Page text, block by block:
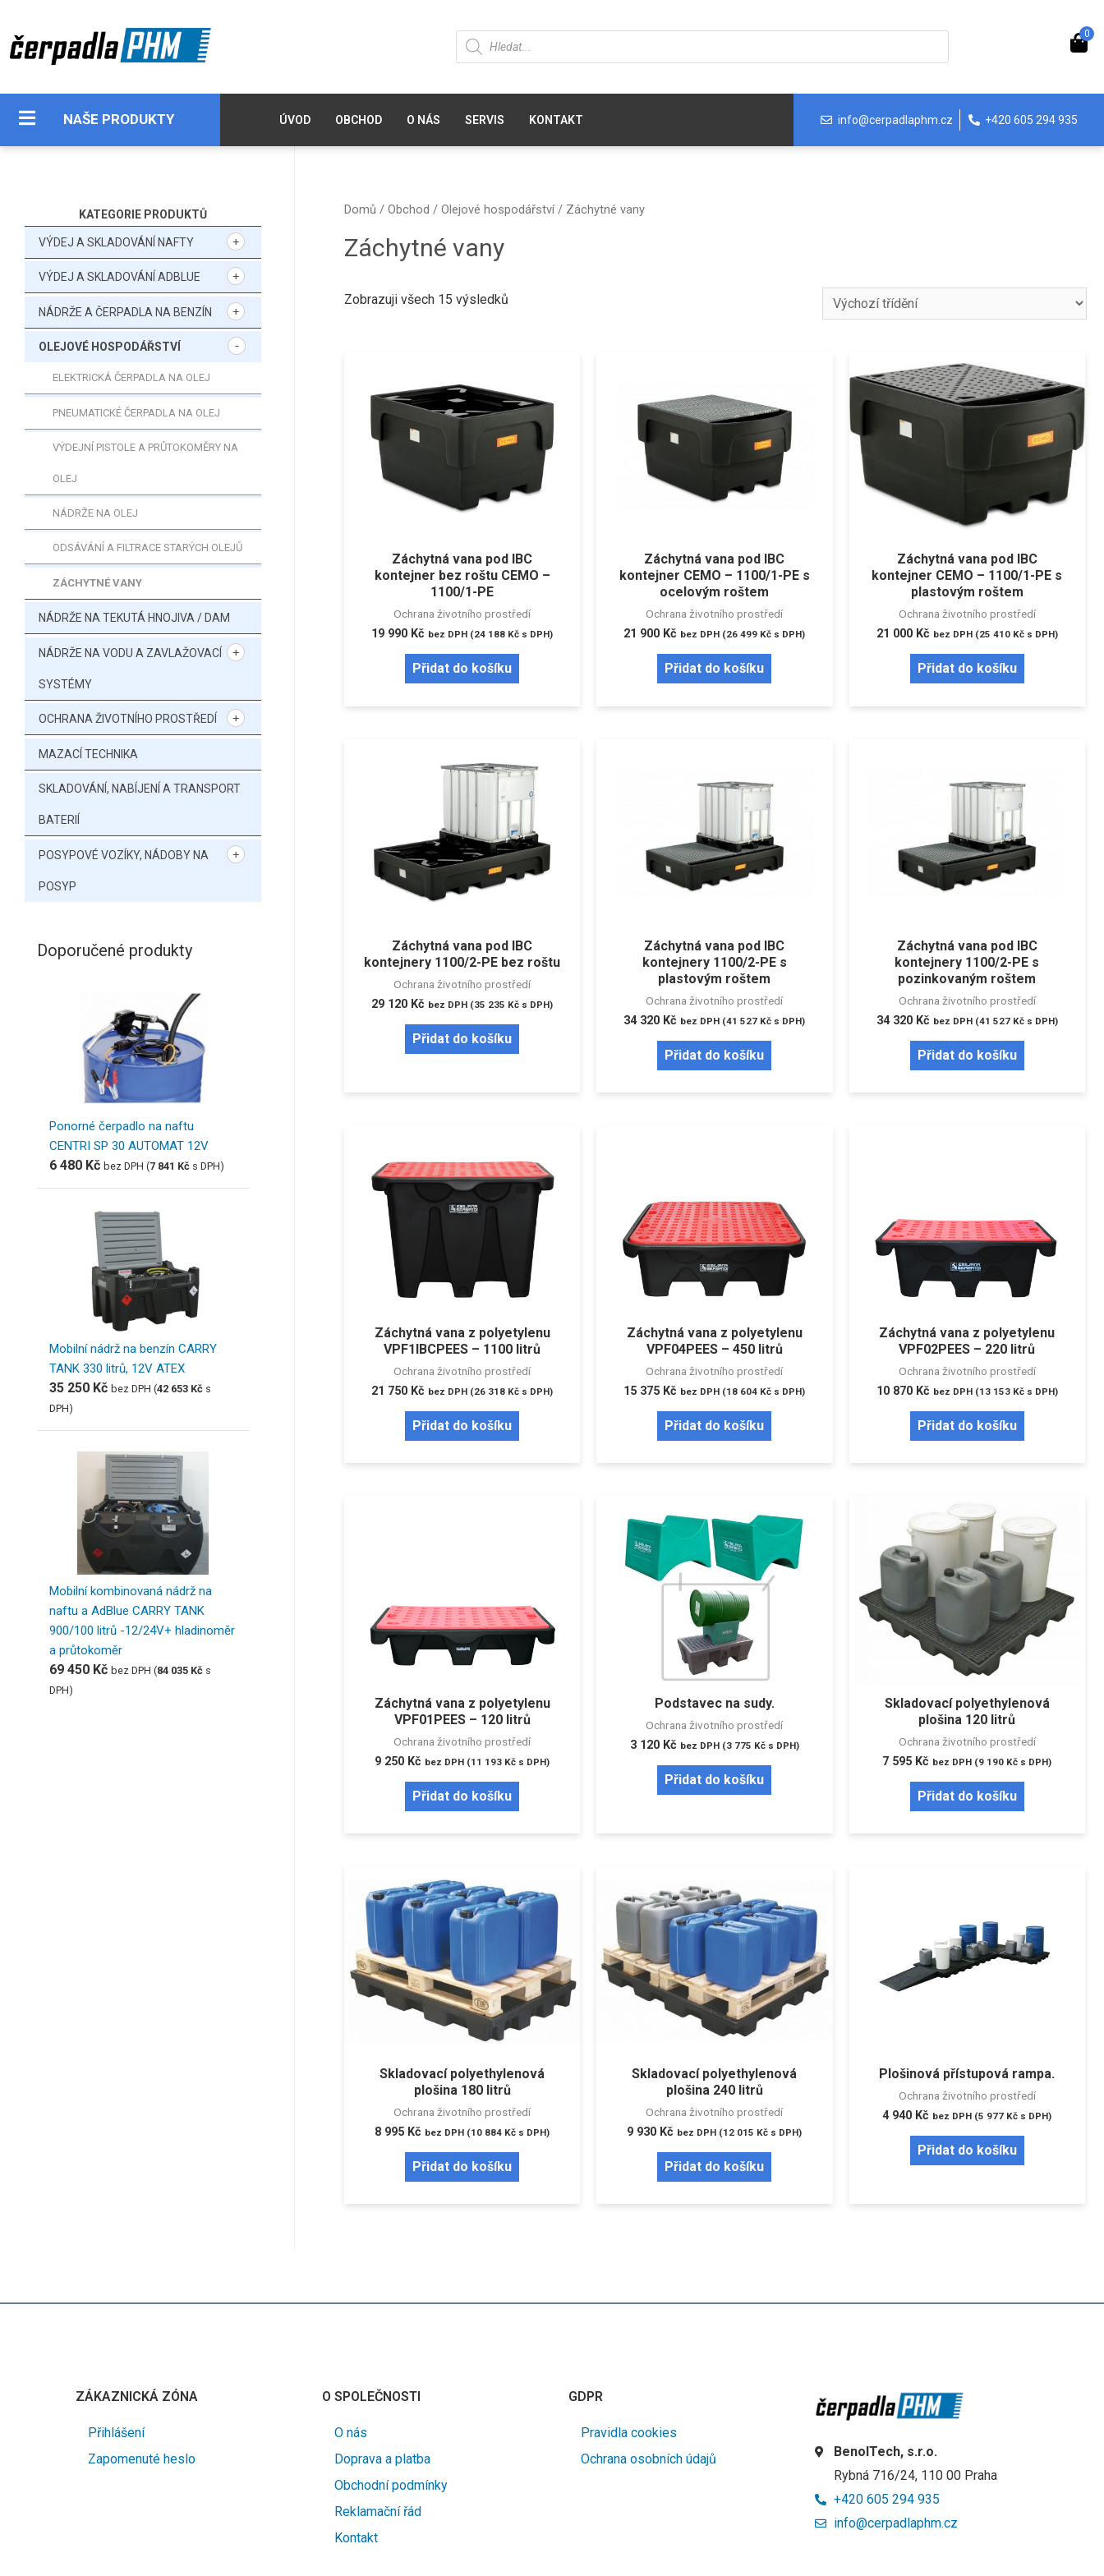
0
NAŠE PRODUKTY ÚVOD OBCHOD O NÁS SERVIS KONTAKT info@cerpadlaphm.cz +420 605 294 935
KATEGORIE PRODUKTŮ
VÝDEJ A SKLADOVÁNÍ NAFTY
VÝDEJ A SKLADOVÁNÍ ADBLUE
NÁDRŽE A ČERPADLA NA BENZÍN
OLEJOVÉ HOSPODÁŘSTVÍ
ELEKTRICKÁ ČERPADLA NA OLEJ
PNEUMATICKÉ ČERPADLA NA OLEJ
VÝDEJNÍ PISTOLE A PRŮTOKOMĚRY NA
OLEJ
NÁDRŽE NA OLEJ
ODSÁVÁNÍ A FILTRACE STARÝCH OLEJŮ
ZÁCHYTNÉ VANY
NÁDRŽE NA TEKUTÁ HNOJIVA / DAM
NÁDRŽE NA VODU A ZAVLAŽOVACÍ
SYSTÉMY
OCHRANA ŽIVOTNÍHO PROSTŘEDÍ
MAZACÍ TECHNIKA
SKLADOVÁNÍ, NABÍJENÍ A TRANSPORT
BATERIÍ
POSYPOVÉ VOZÍKY, NÁDOBY NA
POSYP
Doporučené produkty
Ponorné čerpadlo na naftu
CENTRI SP 30 AUTOMAT 12V
6 480 Kč bez DPH (7 841 Kč s DPH)
Mobilní nádrž na benzín CARRY
TANK 330 litrů, 12V ATEX
35 250 Kč bez DPH (42 653 Kč s
DPH)
Mobilní kombinovaná nádrž na
naftu a AdBlue CARRY TANK
900/100 litrů -12/24V+ hladinoměr
a průtokoměr
69 450 Kč bez DPH (84 035 Kč s
DPH)
Domů /Obchod /Olejové hospodářství/ Záchytné vany
Záchytné vany
Zobrazuji všech 15 výsledků
Záchytná vana pod IBC
kontejner bez roštu CEMO –
1100/1-PE
Ochrana životního prostředí
19 990 Kč bez DPH (24 188 Kč s DPH)
Přidat do košíku
Záchytná vana pod IBC
kontejner CEMO – 1100/1-PE s
ocelovým roštem
Ochrana životního prostředí
21 900 Kč bez DPH (26 499 Kč s DPH)
Přidat do košíku
Záchytná vana pod IBC
kontejner CEMO – 1100/1-PE s
plastovým roštem
Ochrana životního prostředí
21 000 Kč bez DPH (25 410 Kčs DPH)
Přidat do košíku
Záchytná vana pod IBC
kontejnery 1100/2-PE bez roštu
Ochrana životního prostředí
29 120 Kč bez DPH (35 235 Kč s DPH)
Přidat do košíku
Záchytná vana pod IBC
kontejnery 1100/2-PE s
plastovým roštem
Ochrana životního prostředí
34 320 Kč bez DPH (41 527 Kč s DPH)
Přidat do košíku
Záchytná vana pod IBC
kontejnery 1100/2-PE s
pozinkovaným roštem
Ochrana životního prostředí
34 320 Kč bez DPH (41 527 Kčs DPH)
Přidat do košíku
Záchytná vana z polyetylenu
VPF1IBCPEES – 1100 litrů
Ochrana životního prostředí
21 750 Kč bez DPH (26 318 Kč s DPH)
Přidat do košíku
Záchytná vana z polyetylenu
VPF04PEES – 450 litrů
Ochrana životního prostředí
15 375 Kč bez DPH (18 604 Kč s DPH)
Přidat do košíku
Záchytná vana z polyetylenu
VPF02PEES – 220 litrů
Ochrana životního prostředí
10 870 Kč bez DPH (13 153 Kčs DPH)
Přidat do košíku
Záchytná vana z polyetylenu
VPF01PEES – 120 litrů
Ochrana životního prostředí
9 250 Kč bez DPH (11 193 Kč s DPH)
Přidat do košíku
Podstavec na sudy.
Ochrana životního prostředí
3 120 Kč bez DPH (3 775 Kčs DPH)
Přidat do košíku
Skladovací polyethylenová
plošina 120 litrů
Ochrana životního prostředí
7 595 Kč bez DPH (9 190 Kč s DPH)
Přidat do košíku
Skladovací polyethylenová
plošina 180 litrů
Ochrana životního prostředí
8 995 Kč bez DPH (10 884 Kč s DPH)
Přidat do košíku
Skladovací polyethylenová
plošina 240 litrů
Ochrana životního prostředí
9 930 Kč bez DPH (12 015 Kč s DPH)
Přidat do košíku
Plošinová přístupová rampa.
Ochrana životního prostředí
4 940 Kč bez DPH (5 977 Kč s DPH)
Přidat do košíku
ZÁKAZNICKÁ ZÓNA
Přihlášení
Zapomenuté heslo
O SPOLEČNOSTI
O nás
Doprava a platba
Obchodní podmínky
Reklamační řád
Kontakt
GDPR
Pravidla cookies
Ochrana osobních údajů
BenolTech, s.r.o.
Rybná 716/24, 110 00 Praha
+420 605 294 935
info@cerpadlaphm.cz